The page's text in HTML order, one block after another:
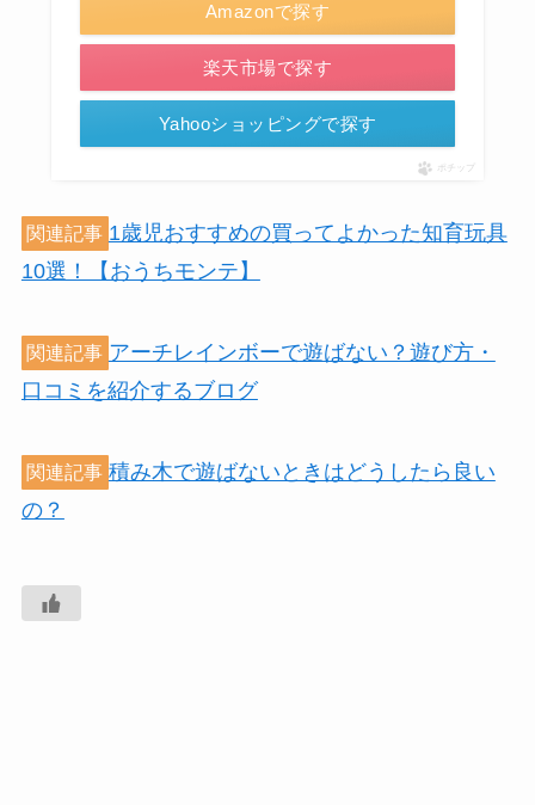
Amazonで探す
楽天市場で探す
Yahooショッピングで探す
ポチップ
関連記事 1歳児おすすめの買ってよかった知育玩具
10選！【おうちモンテ】
関連記事 アーチレインボーで遊ばない？遊び方・
口コミを紹介するブログ
関連記事 積み木で遊ばないときはどうしたら良い
の？